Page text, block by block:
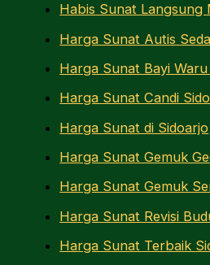
Habis Sunat Langsung
Harga Sunat Autis
Harga Sunat Bayi
Harga Sunat Candi
Harga Sunat di Sidoarjo
Harga Sunat Gemuk
Harga Sunat Gemuk
Harga Sunat Revisi
Harga Sunat Terbaik